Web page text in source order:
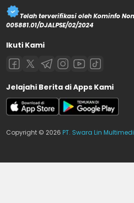
Telah terverifikasi oleh Kominfo
005881.01/DJALPSE/02/2024
Ikuti Kami
Jelajahi Berita di Apps Kami
Copyright © 2026 PT. Swara Lin